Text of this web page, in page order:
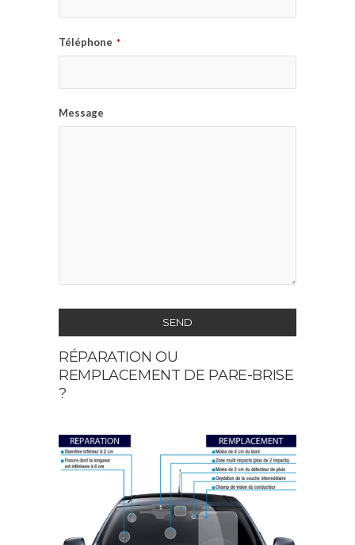
Téléphone *
Message
SEND
This
field
should
left
blank
RÉPARATION OU
REMPLACEMENT DE PARE-BRISE
?